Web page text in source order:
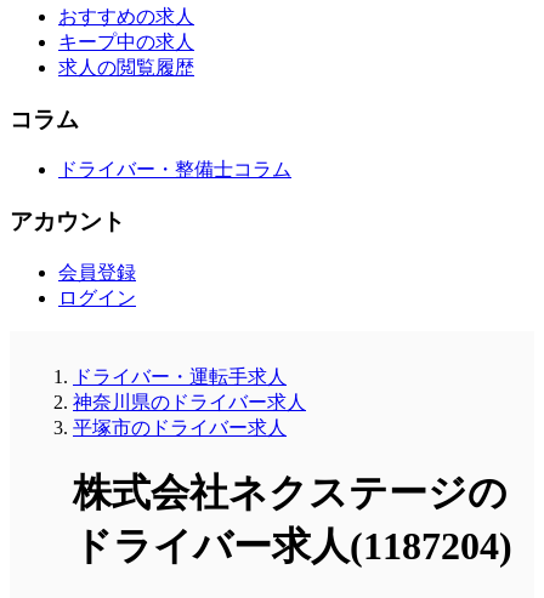
おすすめの求人
キープ中の求人
求人の閲覧履歴
コラム
ドライバー・整備士コラム
アカウント
会員登録
ログイン
ドライバー・運転手求人
神奈川県のドライバー求人
平塚市のドライバー求人
株式会社ネクステージの
ドライバー求人(1187204)